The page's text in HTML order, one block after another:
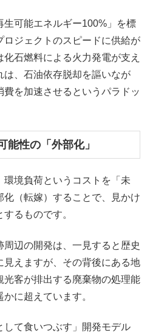
可能エネルギー100%」を標
ジェクトのスピードに供給が
石燃料による火力発電が支え
は、石油依存脱却を謳いなが
費を加速させるというパラドッ
能性の「外部化」
境負荷というコストを「未
（転嫁）することで、見かけ
るものです。
辺の開発は、一見すると歴史
えますが、その背後にある地
客が排出する廃棄物の処理能
に超えています。
して食いつぶす」開発モデル